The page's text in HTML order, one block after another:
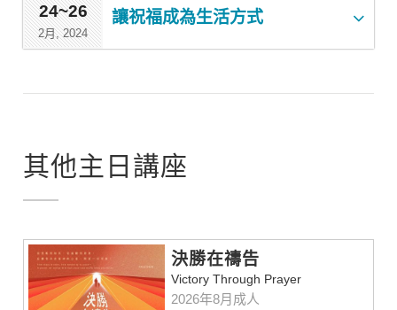
24~26
2月, 2024
讓祝福成為生活方式
其他主日講座
決勝在禱告
Victory Through Prayer
2026年8月成人